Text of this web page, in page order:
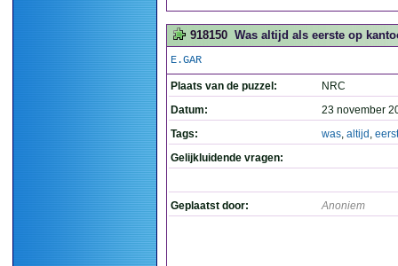
918150 Was altijd als eerste op
E.GAR
Plaats van de puzzel:
NRC
Datum:
23 november
Tags:
was, altijd ,
Gelijkluidende vragen:
Geplaatst door: Anoniem